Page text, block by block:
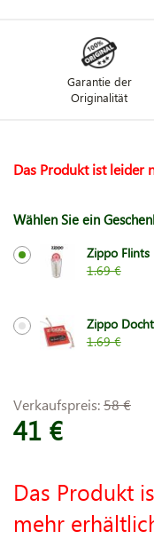
Garantie der
Originalität
Das Produkt ist leider
Wählen Sie ein
Zippo Flints
1.69 €
Zippo Docht
1.69 €
Verkaufspreis:58 €
41 €
Das Produkt
mehr